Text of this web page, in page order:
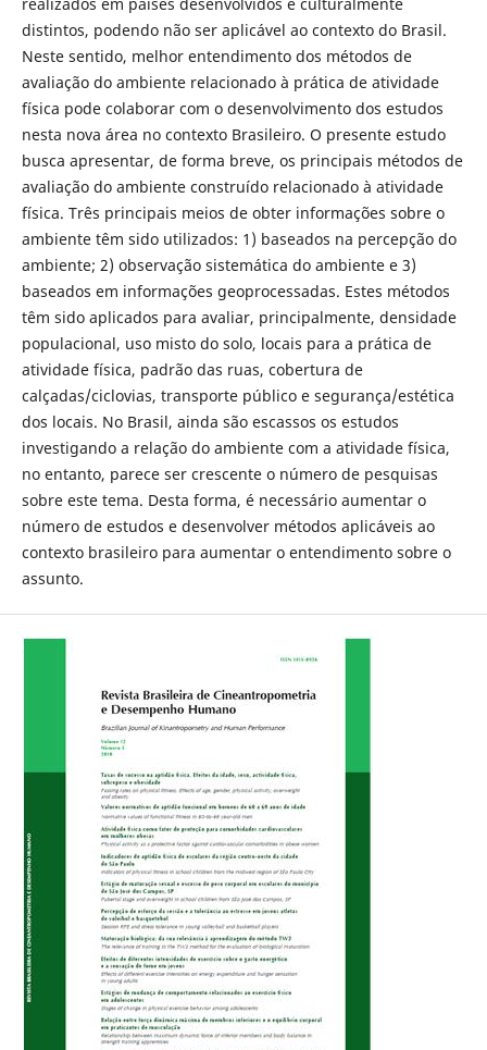
distintos, podendo não ser aplicável ao contexto do Brasil.
Neste sentido, melhor entendimento dos métodos de
avaliação do ambiente relacionado à prática de atividade
física pode colaborar com o desenvolvimento dos estudos
nesta nova área no contexto Brasileiro. O presente estudo
busca apresentar, de forma breve, os principais métodos de
avaliação do ambiente construído relacionado à atividade
física. Três principais meios de obter informações sobre o
ambiente têm sido utilizados: 1) baseados na percepção do
ambiente; 2) observação sistemática do ambiente e 3)
baseados em informações geoprocessadas. Estes métodos
têm sido aplicados para avaliar, principalmente, densidade
populacional, uso misto do solo, locais para a prática de
atividade física, padrão das ruas, cobertura de
calçadas/ciclovias, transporte público e segurança/estética
dos locais. No Brasil, ainda são escassos os estudos
investigando a relação do ambiente com a atividade física,
no entanto, parece ser crescente o número de pesquisas
sobre este tema. Desta forma, é necessário aumentar o
número de estudos e desenvolver métodos aplicáveis ao
contexto brasileiro para aumentar o entendimento sobre o
assunto.